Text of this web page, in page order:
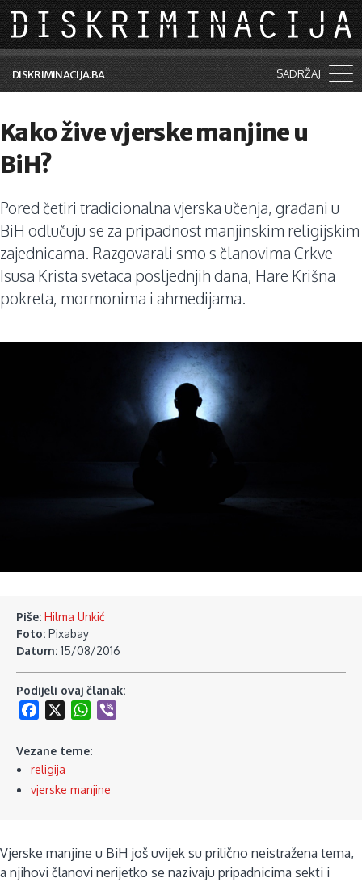
Skip to main content
DISKRIMINACIJA.BA SADRŽAJ
Vijesti i događaji
Aktuelne teme
Kolumne
Lične priče
Saradnja sa medijima
Pretraga
Kako žive vjerske manjine u
BiH?
Pored četiri tradicionalna vjerska učenja, građani u
BiH odlučuju se za pripadnost manjinskim religijskim
zajednicama. Razgovarali smo s članovima Crkve
Isusa Krista svetaca posljednjih dana, Hare Krišna
pokreta, mormonima i ahmedijama.
Piše: Hilma Unkić
Foto: Pixabay
Datum: 15/08/2016
Podijeli ovaj članak:
Facebook
WhatsApp
Vezane teme:
religija
vjerske manjine
Vjerske manjine u BiH još uvijek su prilično neistražena tema,
a njihovi članovi nerijetko se nazivaju pripadnicima sekti i